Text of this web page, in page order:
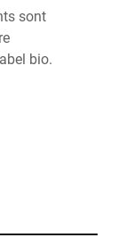
sont
bio.